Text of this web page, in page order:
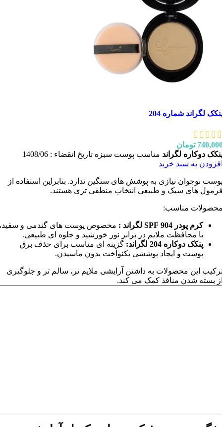
لگراند شماره 204
تومان
دوکاره لگراند مناسب پوست سبزه تاریخ انقضاء : 1408/06
به سبد خرید
نوجوان نیازی به پوشش های سنگین ندارد. بنابراین استفاده از
های سبک و طبیعی انتخاب منطقی تری هستند.
مناسب:
کرم پودر 904 SPF لگراند :
مخصوص پوست های گندمی و
با محافظت ملایم در برابر نور خورشید و جلوه ای طبیعی.
پنکک دوکاره 204 لگراند:
گزینه ای مناسب برای حذف برق
پوست و ایجاد پوششی یکنواخت بدون ماسیدن.
این محصولات به داشتن آرایشی ملایم تر، سالم تر و جلوگیری
بسته شدن منافذ کمک می کند.